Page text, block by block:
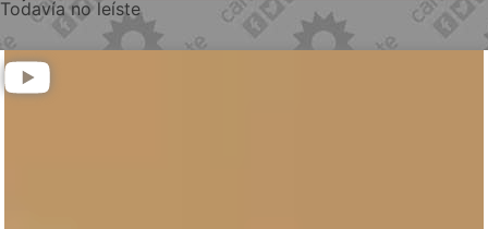
Todavía no leíste